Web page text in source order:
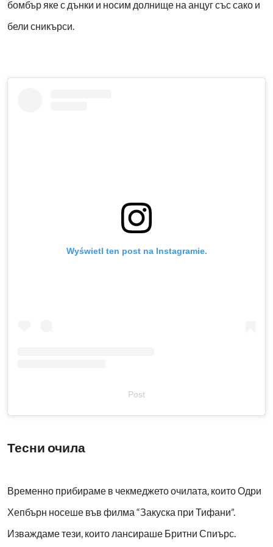
бомбър яке с дънки и носим долнище на анцуг със сако и
бели сникърси.
Wyświetl ten post na Instagramie.
Post
Тесни очила
Временно прибираме в чекмеджето очилата, които Одри
Хепбърн носеше във филма “Закуска при Тифани”.
Изваждаме тези, които лансираше Бритни Спиърс.